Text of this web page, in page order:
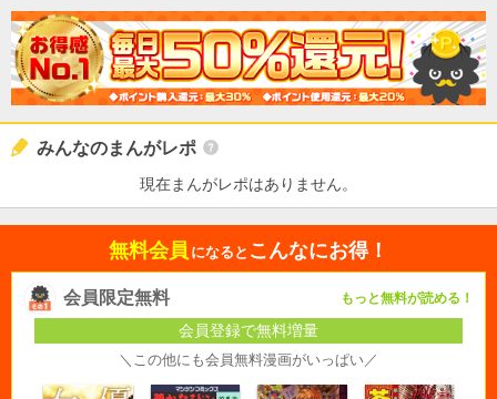
みんなのまんがレポ
現在まんがレポはありません。
無料会員 になると こんなにお得！
会員限定無料 もっと無料が読める！
会員登録で無料増量
＼この他にも会員無料漫画がいっぱい／